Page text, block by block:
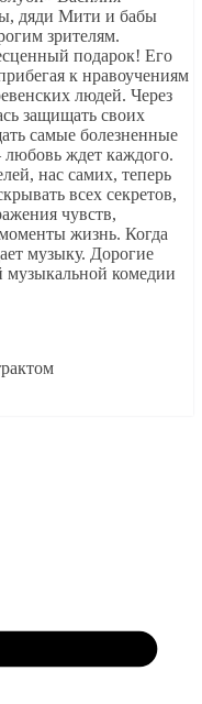
дяди Мити и бабы
зрителям.
подарок! Его
к нравоучениям
людей. Через
защищать своих
самые болезненные
любовь ждет каждого.
нас самих, теперь
всех секретов,
чувств,
жизнь. Когда
музыку. Дорогие
музыкальной комедии